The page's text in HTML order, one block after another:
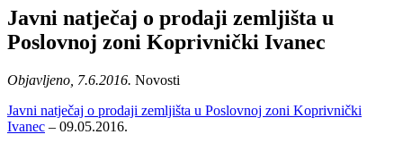
Javni natječaj o prodaji zemljišta u
Poslovnoj zoni Koprivnički Ivanec
Objavljeno, 7.6.2016. Novosti
Javni natječaj o prodaji zemljišta u Poslovnoj zoni Koprivnički
Ivanec – 09.05.2016.